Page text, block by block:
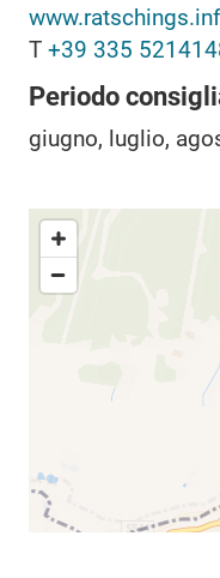
T +39 335
Periodo
giugno, luglio,